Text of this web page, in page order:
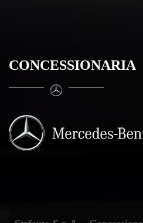
CONCESSIONARIA